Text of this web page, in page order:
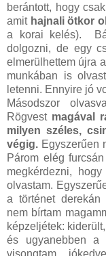
berántott, hogy
amit hajnali ötkor
a korai kelés).
dolgozni, de egy
elmerülhettem újra
munkában is
letenni. Ennyire jó
Másodszor
Rögvest magával
milyen széles,
végig. Egyszerűen
Párom elég
megkérdezni,
olvastam.
a történet derekán
nem bírtam
képzeljétek:
és ugyanebben
visongtam